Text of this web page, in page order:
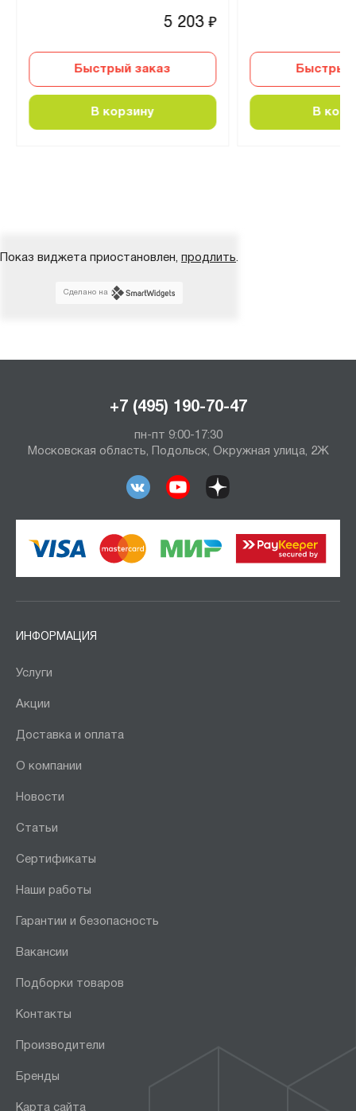
5 203₽
Быстрый заказ
В корзину
Быстрый
В
Показ виджета приостановлен, продлить.
Сделано на
+7 (495) 190-70-47
пн-пт 9:00-17:30
Московская область, Подольск, Окружная улица, 2Ж
ИНФОРМАЦИЯ
Услуги
Акции
Доставка и оплата
О компании
Новости
Статьи
Сертификаты
Наши работы
Гарантии и безопасность
Вакансии
Подборки товаров
Контакты
Производители
Бренды
Карта сайта